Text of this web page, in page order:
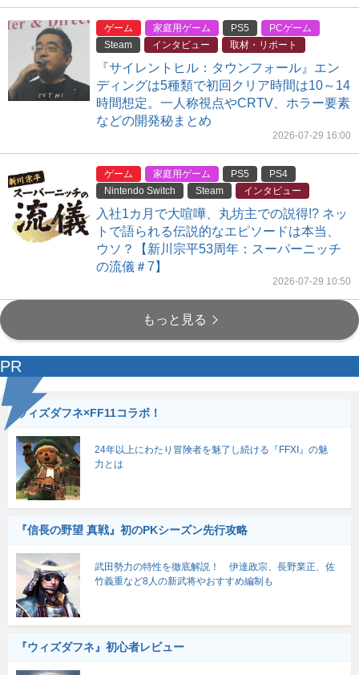
ゲーム 家庭用ゲーム PS5
PCゲーム
Steam
インタビュー 取材・リポート
『サイレントヒル：タウンフォール』エン
ディングは5種類で初回クリア時間は10～14
時間想定。一人称視点やCRTV、ホラー要素
などの開発秘まとめ
2026-07-29 16:00
ゲーム 家庭用ゲーム PS5
PS4
Nintendo Switch
Steam インタビュー
入社1カ月で大喧嘩、丸坊主での説得!? ネッ
トで語られる伝説的なエピソードは本当、
ウソ？【新川宗平53周年：スーパーニッチ
の流儀＃7】
2026-07-29 10:50
もっと見る
PR
ウィズダフネ×FF11コラボ！
24年以上にわたり冒険者を魅了し続ける『FFXI』の魅
力とは
『信長の野望 真戦』初のPKシーズン先行攻略
武田勢力の特性を徹底解説！ 伊達政宗、長野業正、佐
竹義重など8人の新武将やおすすめ編制も
『ウィズダフネ』初心者レビュー